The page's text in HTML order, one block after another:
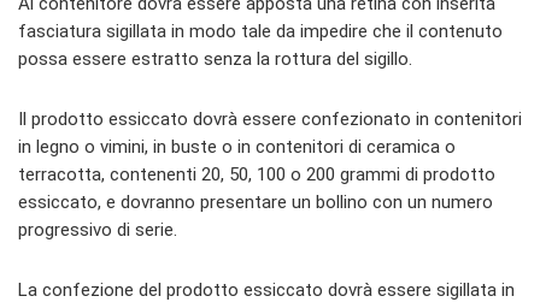
fasciatura sigillata in modo tale da impedire che il contenuto
possa essere estratto senza la rottura del sigillo.
Il prodotto essiccato dovrà essere confezionato in contenitori
in legno o vimini, in buste o in contenitori di ceramica o
terracotta, contenenti 20, 50, 100 o 200 grammi di prodotto
essiccato, e dovranno presentare un bollino con un numero
progressivo di serie.
La confezione del prodotto essiccato dovrà essere sigillata in